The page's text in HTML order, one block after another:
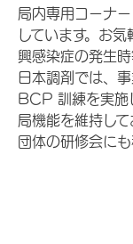
局内専用コーナー
しています。お
興感染症の発生時
日本調剤では、
BCP 訓練を実施
局機能を維持し
団体の研修会にも